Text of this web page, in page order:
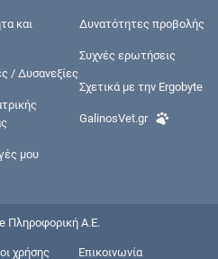
και
/ Δυσανεξίες
μου
Δυνατότητες προβολής
Συχνές ερωτήσεις
Σχετικά με την Ergobyte
GalinosVet.gr
Πληροφορική Α.Ε.
χρήσης Επικοινωνία